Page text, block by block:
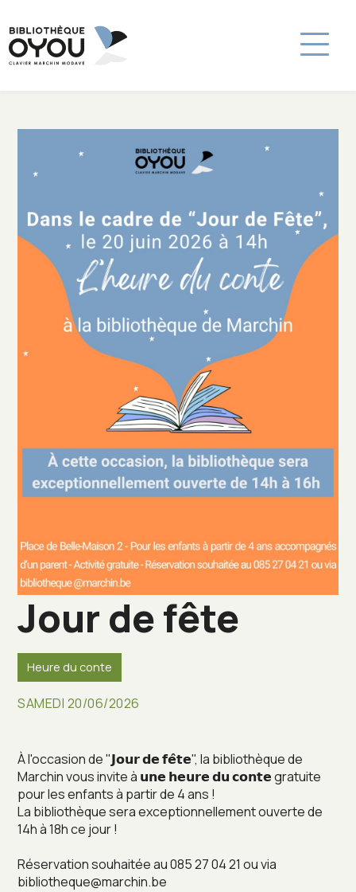
Jour de fête
Heure du conte
SAMEDI 20/06/2026
À l'occasion de "𝗝𝗼𝘂𝗿 𝗱𝗲 𝗳𝗲̂𝘁𝗲", la bibliothèque de
Marchin vous invite à 𝘂𝗻𝗲 𝗵𝗲𝘂𝗿𝗲 𝗱𝘂 𝗰𝗼𝗻𝘁𝗲 gratuite
pour les enfants à partir de 4 ans !
La bibliothèque sera exceptionnellement ouverte de
14h à 18h ce jour !
Réservation souhaitée au 085 27 04 21 ou via
bibliotheque@marchin.be